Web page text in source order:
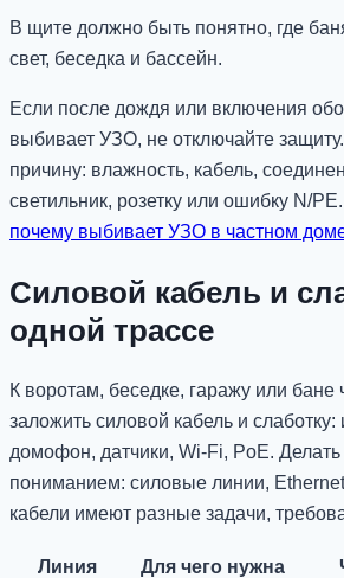
В щите должно быть понятно, где
свет, беседка и бассейн.
Если после дождя или включения
выбивает УЗО, не отключайте
причину: влажность, кабель,
светильник, розетку или ошибку N/
почему выбивает УЗО в частном
Силовой кабель и
одной трассе
К воротам, беседке, гаражу или бане
заложить силовой кабель и слаботку:
домофон, датчики, Wi-Fi, PoE. Делать
пониманием: силовые линии,
кабели имеют разные задачи,
Линия Для чего нужна